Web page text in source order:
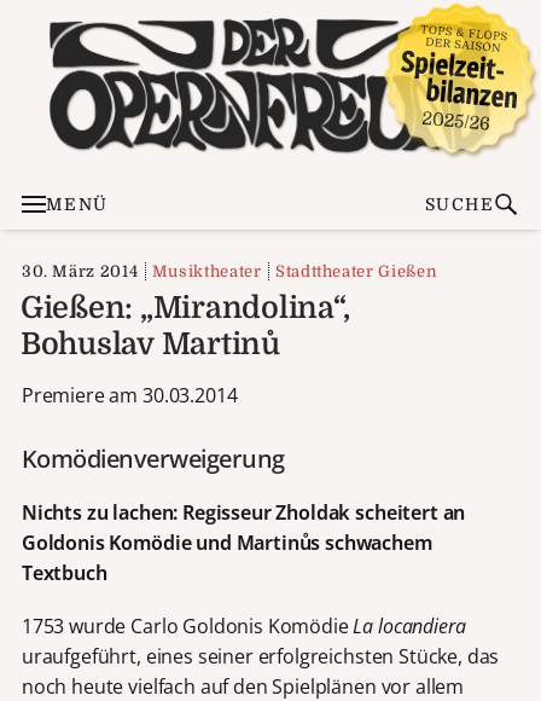
MENÜ SUCHE
30. März 2014 Musiktheater Stadttheater Gießen
Gießen: „Mirandolina“,
Bohuslav Martinů
Premiere am 30.03.2014
Komödienverweigerung
Nichts zu lachen: Regisseur Zholdak scheitert an
Goldonis Komödie und Martinůs schwachem
Textbuch
1753 wurde Carlo Goldonis KomödieLa locandiera
uraufgeführt, eines seiner erfolgreichsten Stücke, das
noch heute vielfach auf den Spielplänen vor allem